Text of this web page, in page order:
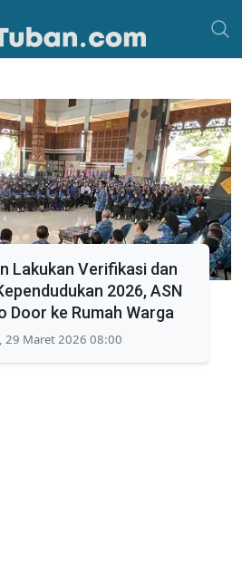
Lakukan Verifikasi dan
2026, ASN
Door ke Rumah Warga
29 Maret 2026 08:00